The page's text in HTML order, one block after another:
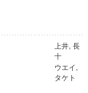
上井, 長
十
ウエイ,
タケト